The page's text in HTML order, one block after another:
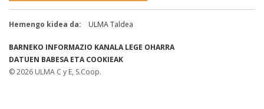
Hemengo kidea da: ULMA Taldea
BARNEKO INFORMAZIO KANALA LEGE OHARRA
DATUEN BABESA ETA COOKIEAK
© 2026 ULMA C y E, S.Coop.